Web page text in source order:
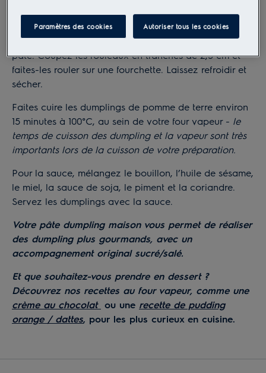
Mélangez l’oeuf à la purée de pomme de terre ainsi
que la farine tamisée. Saupoudrez le plan de travail
d’un peu de farine et formez de longs rouleaux de
pâte. Coupez les rouleaux en tranches de 2,5 cm et
faites-les rouler sur une fourchette. Laissez refroidir et
sécher.
Faites cuire les dumplings de pomme de terre environ
15 minutes à 100°C, au sein de votre four vapeur - le
temps de cuisson des dumpling et la vapeur sont très
importants lors de la cuisson de votre préparation.
Pour la sauce, mélangez le bouillon, l’huile de sésame,
le miel, la sauce de soja, le piment et la coriandre.
Servez les dumplings avec la sauce.
Votre pâte dumpling maison vous permet de réaliser
des dumpling plus gourmands, avec un
accompagnement original sucré/salé.
Et que souhaitez-vous prendre en dessert ?
Découvrez nos recettes au four vapeur, comme une
crème au chocolat ou une recette de pudding
orange / dattes, pour les plus curieux en cuisine.
Paramètres des cookies Autoriser tous les cookies